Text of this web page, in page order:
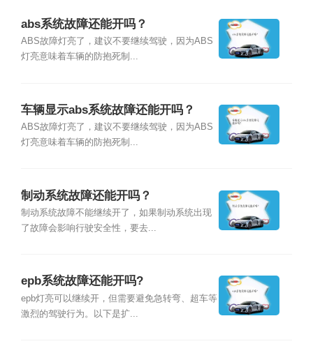
abs系统故障还能开吗？
ABS故障灯亮了，建议不要继续驾驶，因为ABS
灯亮意味着车辆的防抱死制...
车辆显示abs系统故障还能开吗？
ABS故障灯亮了，建议不要继续驾驶，因为ABS
灯亮意味着车辆的防抱死制...
制动系统故障还能开吗？
制动系统故障不能继续开了，如果制动系统出现
了故障会影响行驶安全性，要去...
epb系统故障还能开吗?
epb灯亮可以继续开，但需要避免急转弯、超车等
激烈的驾驶行为。以下是扩...